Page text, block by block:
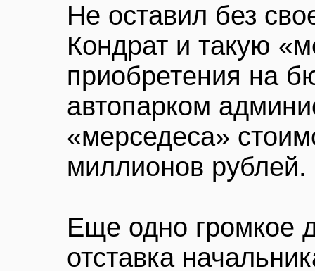
Не оставил без
Кондрат и такую
приобретения на
автопарком
«мерседеса»
миллионов рублей.
Еще одно громкое
отставка